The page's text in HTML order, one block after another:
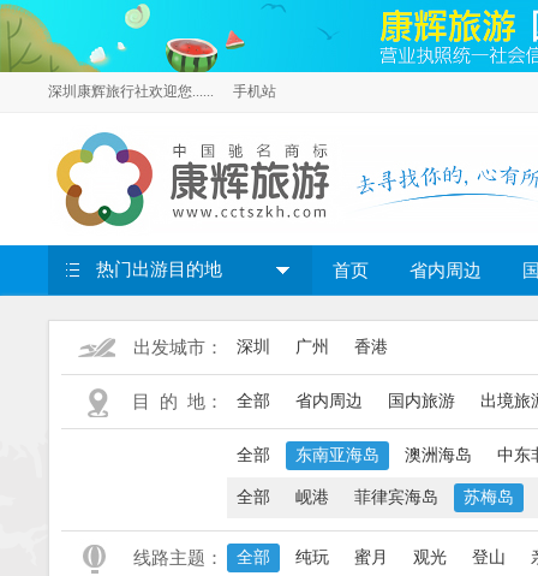
深圳康辉旅行社欢迎您...... 手机站
热门出游目的地 首页 省内周边
出发城市： 深圳 广州 香港
目 的 地： 全部 省内周边 国内旅游 出境旅
全部 东南亚海岛 澳洲海岛 中东
全部 岘港 菲律宾海岛 苏梅岛
线路主题： 全部 纯玩 蜜月 观光 登山